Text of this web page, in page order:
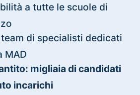
a tutte le scuole di
di specialisti dedicati
MAD
migliaia di candidati
incarichi